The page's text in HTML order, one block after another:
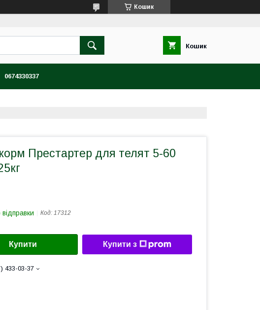
Кошик
Кошик
0674330337
Престартер для телят 5-60
Код: 17312
Купити Купити з
433-03-37